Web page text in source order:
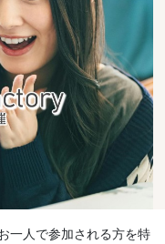
一人で参加される方を特